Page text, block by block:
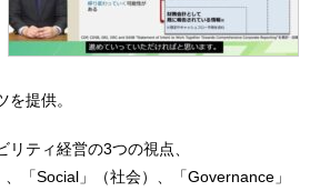
提供。
ティ経営の3つの視点、
、「Social」（社会）、「Governance」